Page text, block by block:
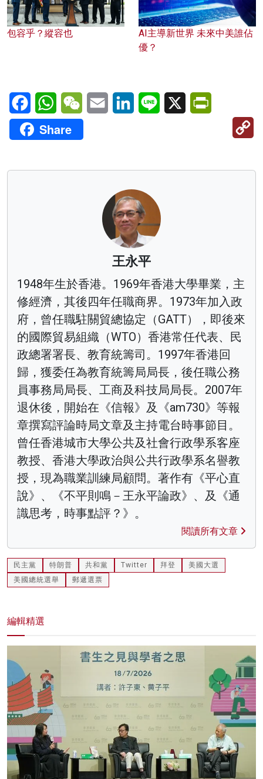
包容乎？縱容也
AI主導新世界 未來中美誰佔
優？
FacebookWhatsAppWeChatEmail LinkedInLine X
Share
王永平
1948年生於香港。1969年香港大學畢業，主
修經濟，其後四年任職商界。1973年加入政
府，曾任職駐關貿總協定（GATT），即後來
的國際貿易組織（WTO）香港常任代表、民
政總署署長、教育統籌司。1997年香港回
歸，獲委任為教育統籌局局長，後任職公務
員事務局局長、工商及科技局局長。2007年
退休後，開始在《信報》及《am730》等報
章撰寫評論時局文章及主持電台時事節目。
曾任香港城市大學公共及社會行政學系客座
教授、香港大學政治與公共行政學系名譽教
授，現為職業訓練局顧問。著作有《平心直
說》、《不平則鳴－王永平論政》、及《通
識思考，時事點評？》。
閱讀所有文章
民主黨 特朗普 共和黨 Twitter 拜登
美國大選
美國總統選舉
郵遞選票
編輯精選